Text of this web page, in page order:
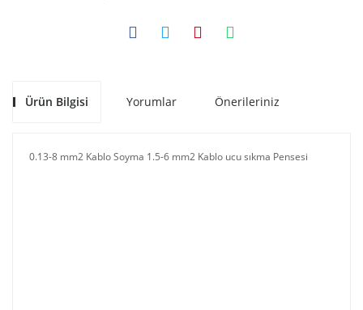
Ürün Bilgisi Yorumlar Önerileriniz
0.13-8 mm2 Kablo Soyma 1.5-6 mm2 Kablo ucu sıkma Pensesi